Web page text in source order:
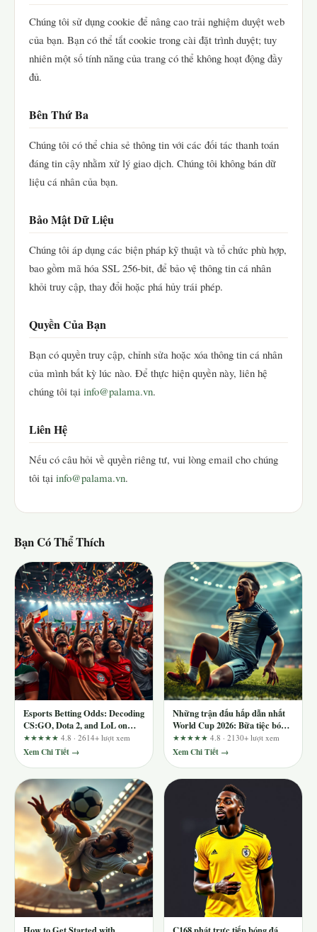
Chúng tôi sử dụng cookie để nâng cao trải nghiệm duyệt web
của bạn. Bạn có thể tắt cookie trong cài đặt trình duyệt; tuy
nhiên một số tính năng của trang có thể không hoạt động đầy
đủ.
Bên Thứ Ba
Chúng tôi có thể chia sẻ thông tin với các đối tác thanh toán
đáng tin cậy nhằm xử lý giao dịch. Chúng tôi không bán dữ
liệu cá nhân của bạn.
Bảo Mật Dữ Liệu
Chúng tôi áp dụng các biện pháp kỹ thuật và tổ chức phù hợp,
bao gồm mã hóa SSL 256-bit, để bảo vệ thông tin cá nhân
khỏi truy cập, thay đổi hoặc phá hủy trái phép.
Quyền Của Bạn
Bạn có quyền truy cập, chỉnh sửa hoặc xóa thông tin cá nhân
của mình bất kỳ lúc nào. Để thực hiện quyền này, liên hệ
chúng tôi tại info@palama.vn.
Liên Hệ
Nếu có câu hỏi về quyền riêng tư, vui lòng email cho chúng
tôi tại info@palama.vn.
Bạn Có Thể Thích
Esports Betting Odds: Decoding
CS:GO, Dota 2, and LoL on
mm88wap.com
★★★★★ 4.8 · 2614+ lượt xem
Xem Chi Tiết →
Những trận đấu hấp dẫn nhất
World Cup 2026: Bữa tiệc bóng
đá đỉnh cao
★★★★★ 4.8 · 2130+ lượt xem
Xem Chi Tiết →